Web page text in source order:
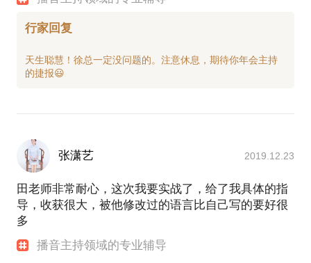
行家回复
天生聪慧！徐总一定没问题的。注意休息，期待你年会主持
张潇艺 2019.12.23
田老师非常耐心，这次我要实战了，给了我具体的指
导，收获很大，被他修改过的语言比自己写的要好很
多
播音主持领域的专业辅导